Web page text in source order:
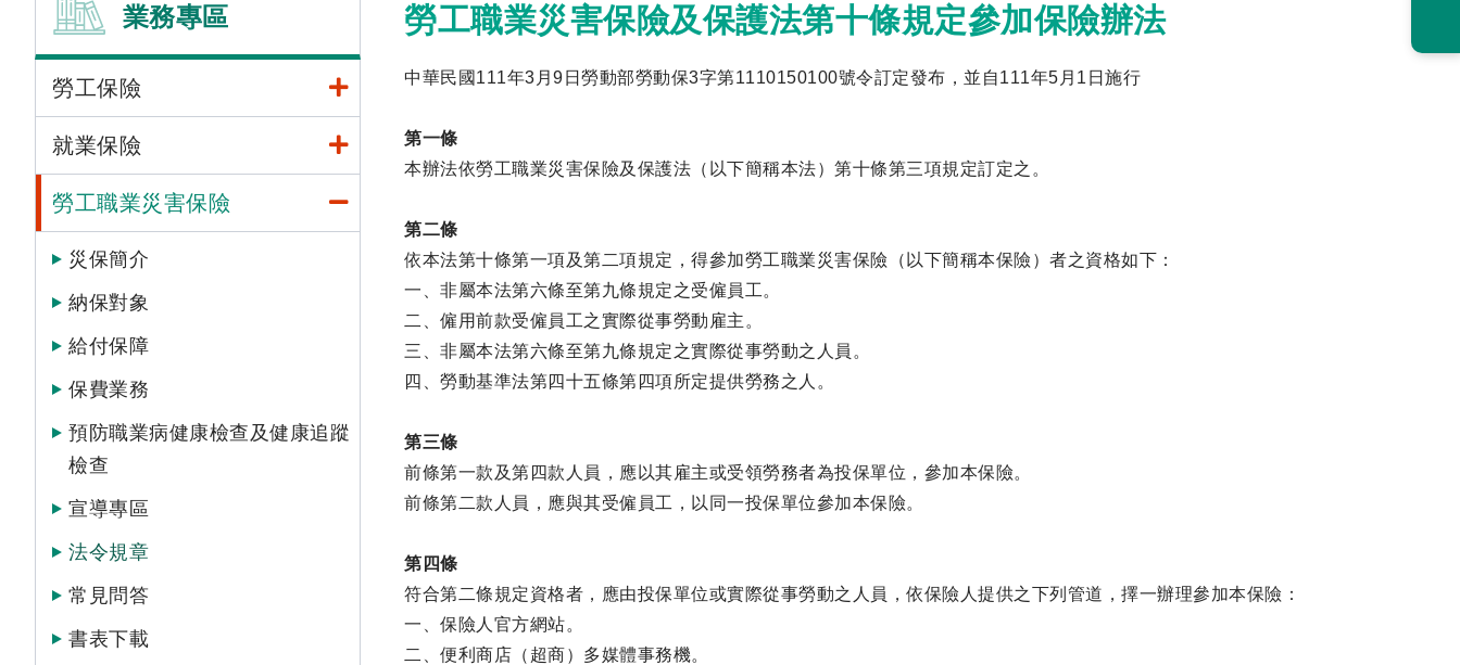
業務專區
勞工保險
就業保險
勞工職業災害保險
災保簡介
納保對象
給付保障
保費業務
預防職業病健康檢查及健康追蹤
檢查
宣導專區
法令規章
常見問答
書表下載
勞工職業災害保險及保護法第十條規定參加保險辦法
中華民國111年3月9日勞動部勞動保3字第1110150100號令訂定發布，並自111年5月1日施行
第一條
本辦法依勞工職業災害保險及保護法（以下簡稱本法）第十條第三項規定訂定之。
第二條
依本法第十條第一項及第二項規定，得參加勞工職業災害保險（以下簡稱本保險）者之資格如下：
一、非屬本法第六條至第九條規定之受僱員工。
二、僱用前款受僱員工之實際從事勞動雇主。
三、非屬本法第六條至第九條規定之實際從事勞動之人員。
四、勞動基準法第四十五條第四項所定提供勞務之人。
第三條
前條第一款及第四款人員，應以其雇主或受領勞務者為投保單位，參加本保險。
前條第二款人員，應與其受僱員工，以同一投保單位參加本保險。
第四條
符合第二條規定資格者，應由投保單位或實際從事勞動之人員，依保險人提供之下列管道，擇一辦理參加本保險：
一、保險人官方網站。
二、便利商店（超商）多媒體事務機。